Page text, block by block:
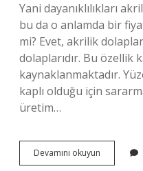
Yani dayanıklılıkları
bu da o anlamda bir
mi? Evet, akrilik
dolaplarıdır. Bu özellik
kaynaklanmaktadır.
kaplı olduğu için
üretim…
Devamını okuyun Çizilmez
Akrilik